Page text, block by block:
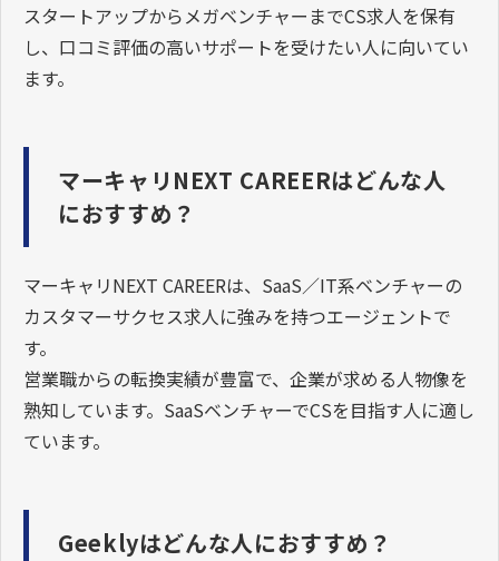
スタートアップからメガベンチャーまでCS求人を保有
し、口コミ評価の高いサポートを受けたい人に向いてい
ます。
マーキャリNEXT CAREERはどんな人
におすすめ？
マーキャリNEXT CAREERは、SaaS／IT系ベンチャーの
カスタマーサクセス求人に強みを持つエージェントで
す。
営業職からの転換実績が豊富で、企業が求める人物像を
熟知しています。SaaSベンチャーでCSを目指す人に適し
ています。
Geeklyはどんな人におすすめ？